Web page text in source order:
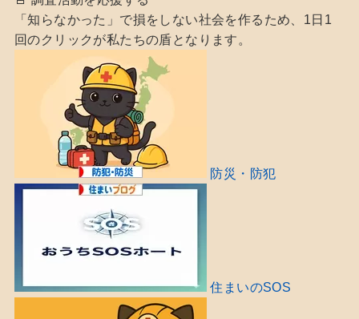
「知らなかった」で損をしない社会を作るため、1日1
回のクリックが私たちの盾となります。
防災・防犯
住まいのSOS